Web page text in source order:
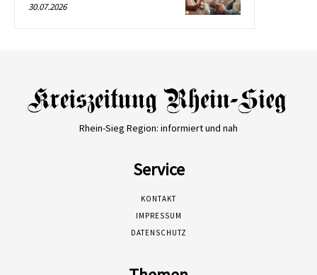
30.07.2026
Rhein-Sieg Region: informiert und nah
Service
KONTAKT
IMPRESSUM
DATENSCHUTZ